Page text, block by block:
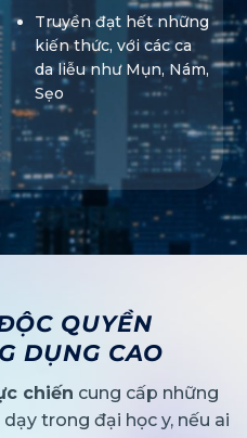
Truyền đạt hết những
kiến thức, với các ca
da liễu như Mụn, Nám,
Sẹo
QUYỀN
DỤNG CAO
chiến cung cấp những
trong đại học y, nếu ai